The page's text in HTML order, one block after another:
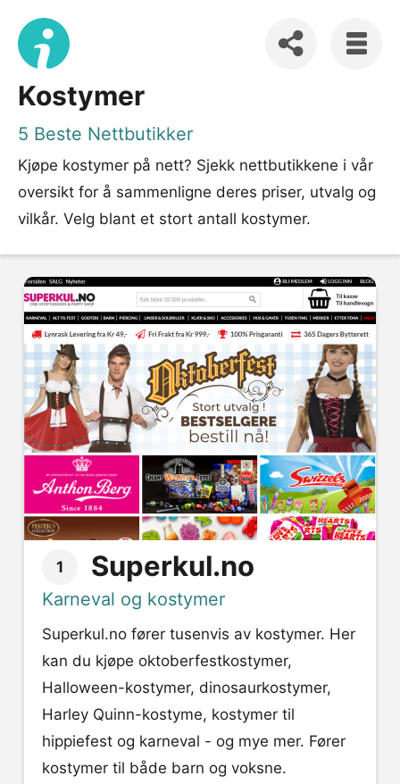
Kostymer
5 Beste Nettbutikker
Kjøpe kostymer på nett? Sjekk nettbutikkene i vår
oversikt for å sammenligne deres priser, utvalg og
vilkår. Velg blant et stort antall kostymer.
1 Superkul.no
Karneval og kostymer
Superkul.no fører tusenvis av kostymer. Her
kan du kjøpe oktoberfestkostymer,
Halloween-kostymer, dinosaurkostymer,
Harley Quinn-kostyme, kostymer til
hippiefest og karneval - og mye mer. Fører
kostymer til både barn og voksne.